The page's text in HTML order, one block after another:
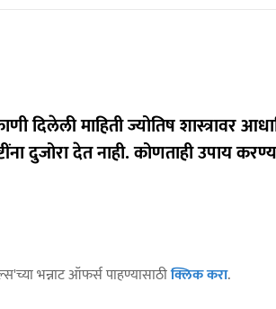
दिलेली माहिती ज्योतिष शास्त्रावर
दुजोरा देत नाही. कोणताही उपाय
भन्नाट ऑफर्स पाहण्यासाठीक्लिक करा.